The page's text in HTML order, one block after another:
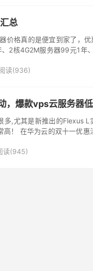
总
价格真的是便宜到家了，
2核4G2M服务器99元1年
读(936)
，爆款vps云服务器
,尤其是新推出的Flexus L
！ 在华为云的双十一优惠
读(945)